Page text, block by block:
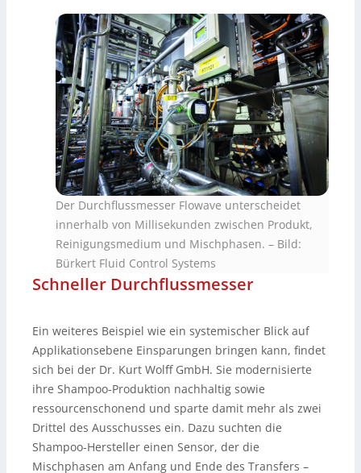
Der Durchflussmesser Flowave unterscheidet
innerhalb von Millisekunden zwischen Produkt,
Reinigungsmedium und Mischphasen. – Bild:
Bürkert Fluid Control Systems
Schneller Durchflussmesser
Ein weiteres Beispiel wie ein systemischer Blick auf
Applikationsebene Einsparungen bringen kann, findet
sich bei der Dr. Kurt Wolff GmbH. Sie modernisierte
ihre Shampoo-Produktion nachhaltig sowie
ressourcenschonend und sparte damit mehr als zwei
Drittel des Ausschusses ein. Dazu suchten die
Shampoo-Hersteller einen Sensor, der die
Mischphasen am Anfang und Ende des Transfers –